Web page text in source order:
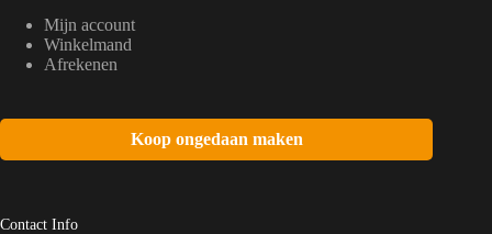
Mijn account
Winkelmand
Afrekenen
Koop ongedaan maken
Contact Info